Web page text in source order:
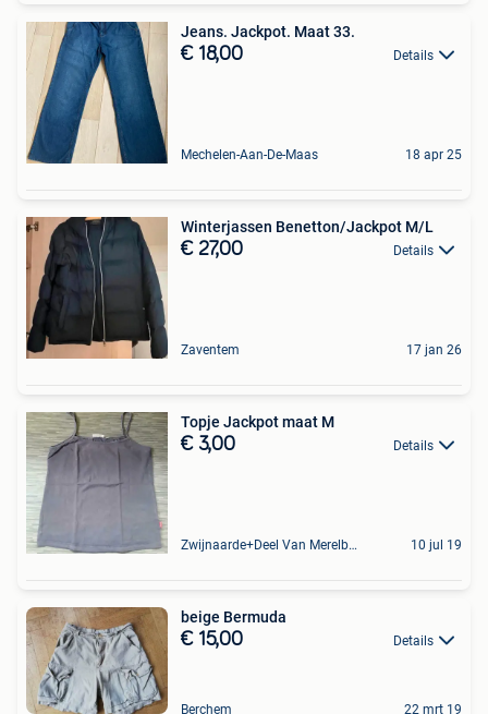
Jeans. Jackpot. Maat 33.
€ 18,00 Details
Mechelen-Aan-De-Maas 18 apr 25
Winterjassen Benetton/Jackpot M/L
€ 27,00 Details
Zaventem 17 jan 26
Topje Jackpot maat M
€ 3,00 Details
Zwijnaarde+Deel Van Merelbeke 10 jul 19
beige Bermuda
€ 15,00 Details
Berchem 22 mrt 19